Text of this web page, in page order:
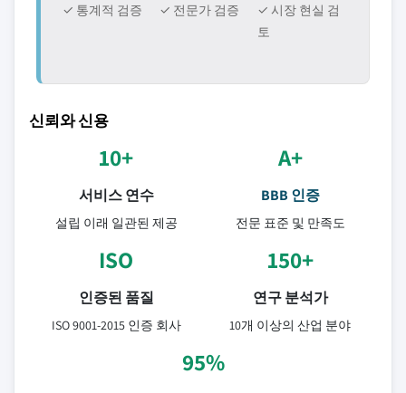
✓ 통계적 검증
✓ 전문가 검증
✓ 시장 현실 검
토
신뢰와 신용
10+
서비스 연수
설립 이래 일관된 제공
A+
BBB 인증
전문 표준 및 만족도
ISO
인증된 품질
ISO 9001-2015 인증 회사
150+
연구 분석가
10개 이상의 산업 분야
95%